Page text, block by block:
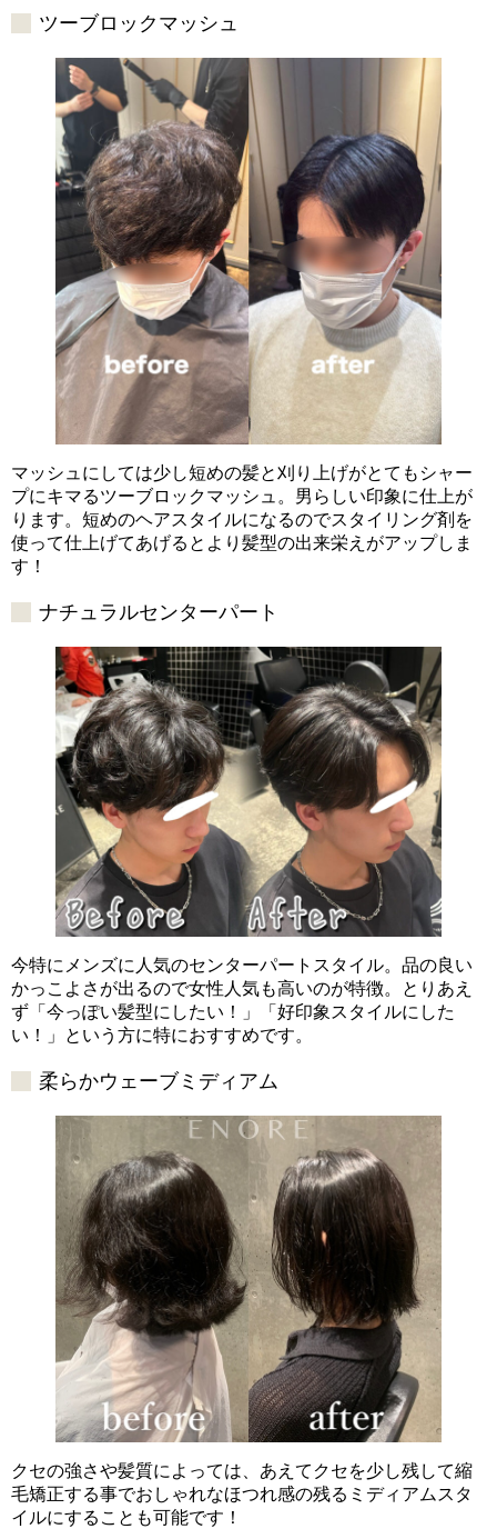
ツーブロックマッシュ
マッシュにしては少し短めの髪と刈り上げがとてもシャー
プにキマるツーブロックマッシュ。男らしい印象に仕上が
ります。短めのヘアスタイルになるのでスタイリング剤を
使って仕上げてあげるとより髪型の出来栄えがアップしま
す！
ナチュラルセンターパート
今特にメンズに人気のセンターパートスタイル。品の良い
かっこよさが出るので女性人気も高いのが特徴。とりあえ
ず「今っぽい髪型にしたい！」「好印象スタイルにした
い！」という方に特におすすめです。
柔らかウェーブミディアム
クセの強さや髪質によっては、あえてクセを少し残して縮
毛矯正する事でおしゃれなほつれ感の残るミディアムスタ
イルにすることも可能です！